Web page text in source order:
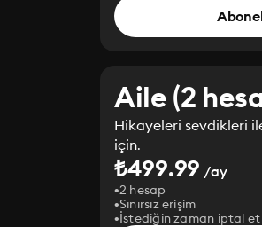
Aile (2
Hikayeleri sevdikleri
için.
₺499.99 /ay
2 hesap
Sınırsız erişim
İstediğin zaman iptal et